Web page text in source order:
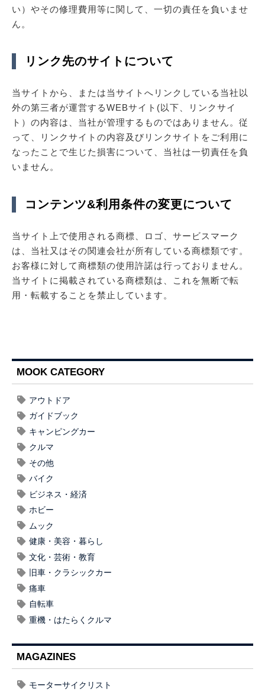
い）やその修理費用等に関して、一切の責任を負いませ
ん。
リンク先のサイトについて
当サイトから、または当サイトへリンクしている当社以
外の第三者が運営するWEBサイト(以下、リンクサイ
ト）の内容は、当社が管理するものではありません。従
って、リンクサイトの内容及びリンクサイトをご利用に
なったことで生じた損害について、当社は一切責任を負
いません。
コンテンツ&利用条件の変更について
当サイト上で使用される商標、ロゴ、サービスマーク
は、当社又はその関連会社が所有している商標類です。
お客様に対して商標類の使用許諾は行っておりません。
当サイトに掲載されている商標類は、これを無断で転
用・転載することを禁止しています。
MOOK CATEGORY
アウトドア
ガイドブック
キャンピングカー
クルマ
その他
バイク
ビジネス・経済
ホビー
ムック
健康・美容・暮らし
文化・芸術・教育
旧車・クラシックカー
痛車
自転車
重機・はたらくクルマ
MAGAZINES
モーターサイクリスト